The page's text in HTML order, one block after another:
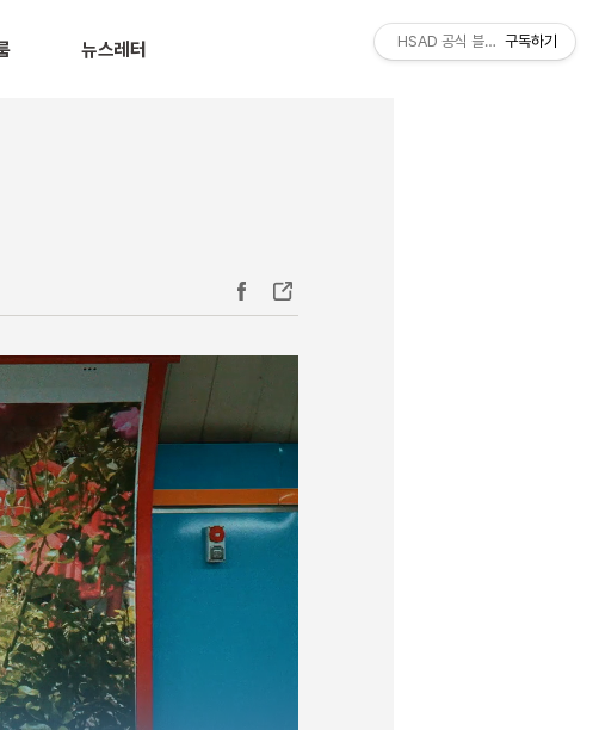
뉴스레터 HSAD 공식 블로그 HSADzine
구독하기